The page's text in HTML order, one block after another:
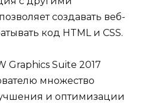
создавать веб-
код HTML и CSS.
Graphics Suite 2017
множество
и оптимизации